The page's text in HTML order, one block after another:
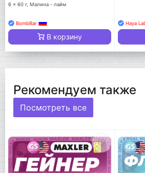
6 x 60 г, Малина - лайм
BombBar
В корзину
Haya
Рекомендуем также
Посмотреть все